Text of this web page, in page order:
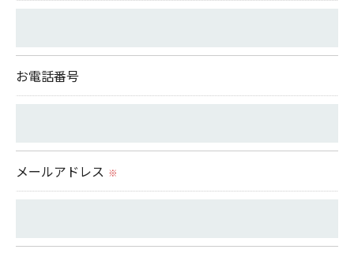
当社では、利用目的の達成に必要な範囲において、
お電話番号
メールアドレス ※